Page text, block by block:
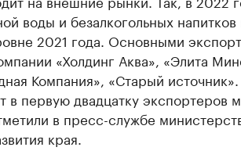
воды и безалкогольных напитков
2021 года. Основными
«Холдинг Аква», «Элита
Компания», «Старый
в первую двадцатку экспортеров
в пресс-службе
края.